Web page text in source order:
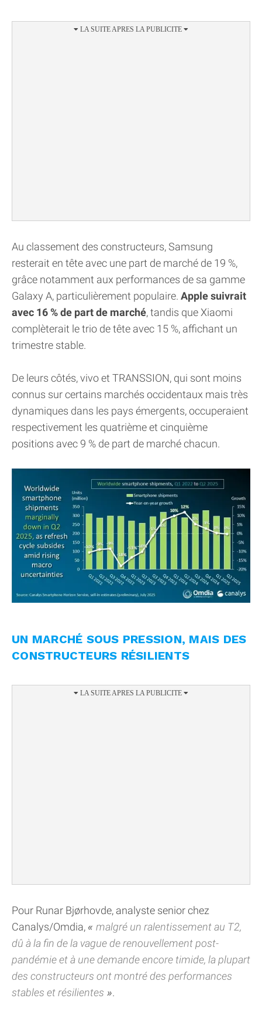
Au classement des constructeurs, Samsung
resterait en tête avec une part de marché de 19 %,
grâce notamment aux performances de sa gamme
Galaxy A, particulièrement populaire. Apple suivrait
avec 16 % de part de marché, tandis que Xiaomi
complèterait le trio de tête avec 15 %, affichant un
trimestre stable.
De leurs côtés, vivo et TRANSSION, qui sont moins
connus sur certains marchés occidentaux mais très
dynamiques dans les pays émergents, occuperaient
respectivement les quatrième et cinquième
positions avec 9 % de part de marché chacun.
UN MARCHÉ SOUS PRESSION, MAIS DES
CONSTRUCTEURS RÉSILIENTS
Pour Runar Bjørhovde, analyste senior chez
Canalys/Omdia,
malgré un ralentissement au T2,
dû à la fin de la vague de renouvellement post-
pandémie et à une demande encore timide, la plupart
des constructeurs ont montré des performances
stables et résilientes
.